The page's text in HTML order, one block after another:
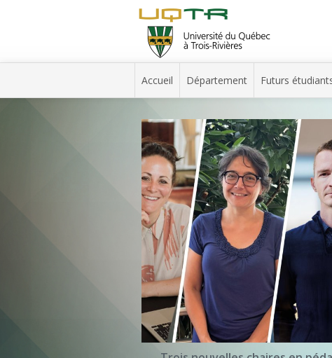
Accueil Département Futurs